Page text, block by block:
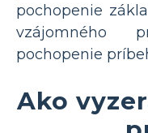
pochopenie
vzájomného
pochopenie
Ako